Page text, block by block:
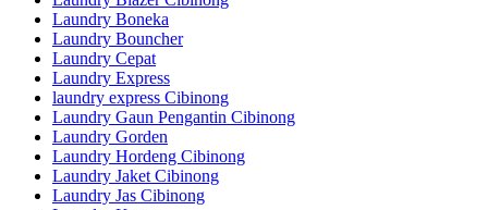
Laundry Boneka
Laundry Bouncher
Laundry Cepat
Laundry Express
laundry express Cibinong
Laundry Gaun Pengantin Cibinong
Laundry Gorden
Laundry Hordeng Cibinong
Laundry Jaket Cibinong
Laundry Jas Cibinong